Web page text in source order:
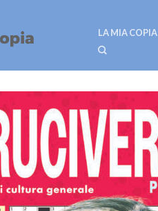
LA MIA COPIA